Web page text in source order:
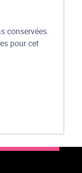
conservées.
pour cet